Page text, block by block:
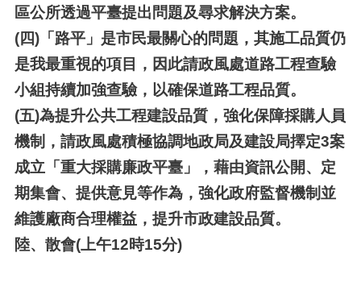
區公所透過平臺提出問題及尋求解決方案。
(四)「路平」是市民最關心的問題，其施工品質仍
是我最重視的項目，因此請政風處道路工程查驗
小組持續加強查驗，以確保道路工程品質。
(五)為提升公共工程建設品質，強化保障採購人員
機制，請政風處積極協調地政局及建設局擇定3案
成立「重大採購廉政平臺」，藉由資訊公開、定
期集會、提供意見等作為，強化政府監督機制並
維護廠商合理權益，提升市政建設品質。
陸、散會(上午12時15分)